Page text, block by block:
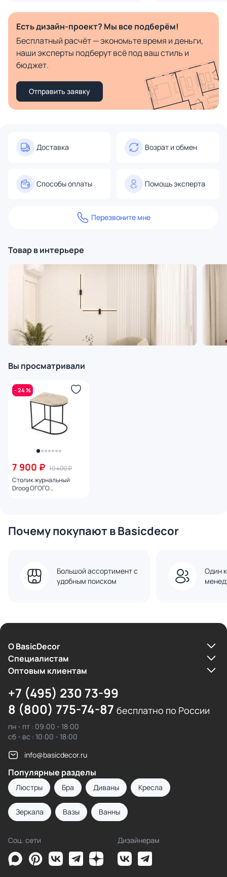
Есть дизайн-проект? Мы все подберём!
Бесплатный расчёт — экономьте время и деньги,
наши эксперты подберут всё под ваш стиль и
бюджет.
Отправить заявку
Доставка Возрат и обмен
Способы оплаты Помощь эксперта
Перезвоните мне
Товар в интерьере
Вы просматривали
- 24 %
7 900 ₽ 10 400 ₽
Столик журнальный
Droog ОГОГО
Почему покупают в Basicdecor
Большой ассортимент с
удобным поиском
Один
О BasicDecor
Cпециалистам
Оптовым клиентам
+7 (495) 230 73-99
8 (800) 775-74-87 бесплатно по России
пн - пт : 09:00 - 18:00
сб - вс : 10:00 - 18:00
info@basicdecor.ru
Популярные разделы
Люстры Бра Диваны Кресла
Зеркала Вазы Ванны
Соц. сети Дизайнерам